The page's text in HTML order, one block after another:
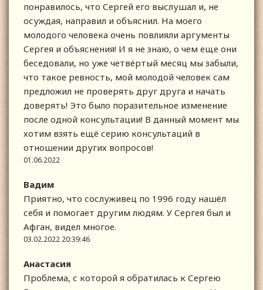
понравилось, что Сергей его выслушал и, не
осуждая, направил и объяснил. На моего
молодого человека очень повлияли аргументы
Сергея и объяснения! И я не знаю, о чем еще они
беседовали, но уже четвёртый месяц мы забыли,
что такое ревность, мой молодой человек сам
предложил не проверять друг друга и начать
доверять! Это было поразительное изменение
после одной консультации! В данный момент мы
хотим взять ещё серию консультаций в
отношении других вопросов!
01.06.2022
Вадим
Приятно, что сослуживец по 1996 году нашёл
себя и помогает другим людям. У Сергея был и
Афган, видел многое.
03.02.2022 20:39:46
Анастасия
Проблема, с которой я обратилась к Сергею